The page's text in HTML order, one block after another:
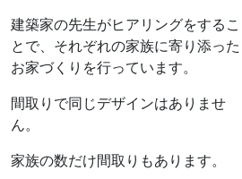
建築家の先生がヒアリングをするこ
とで、それぞれの家族に寄り添った
お家づくりを行っています。
間取りで同じデザインはありませ
ん。
家族の数だけ間取りもあります。